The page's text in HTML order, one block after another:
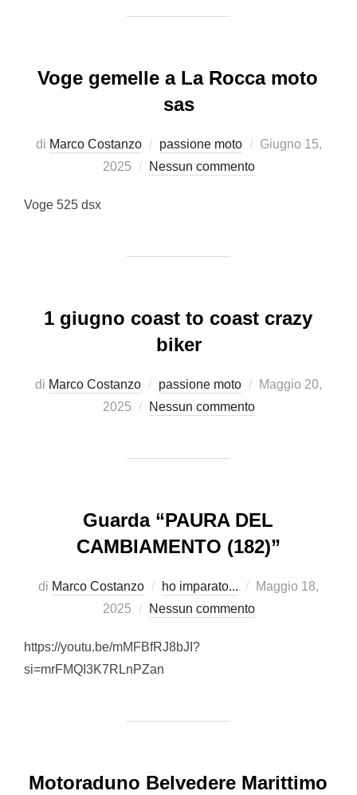
Voge gemelle a La Rocca moto
sas
di Marco Costanzo passione moto
Pubblicato
Giugno 15,
2025
Nessun commento
Voge 525 dsx
1 giugno coast to coast crazy
biker
di Marco Costanzo passione moto
Pubblicato
Maggio 20,
2025
Nessun commento
Guarda “PAURA DEL
CAMBIAMENTO (182)”
di Marco Costanzo ho imparato...
Pubblicato
Maggio 18,
2025
Nessun commento
https://youtu.be/mMFBfRJ8bJI?
si=mrFMQI3K7RLnPZan
Motoraduno Belvedere Marittimo